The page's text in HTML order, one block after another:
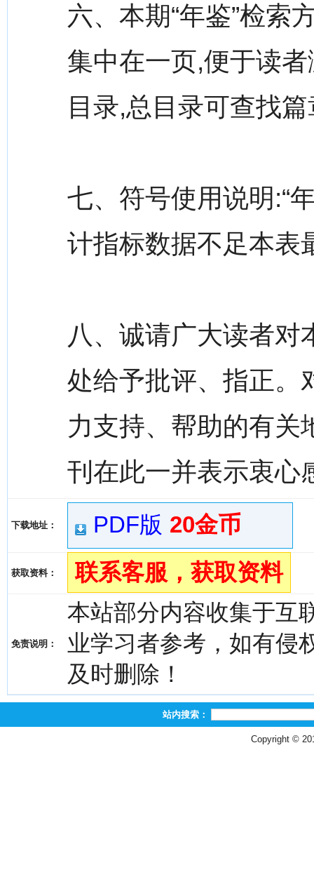
六、本期“年鉴”检索
集中在一页,便于读
目录,总目录可查找
七、符号使用说明:“
计指标数据不足本表
八、诚请广大读者对
处给予批评、指正。
力支持、帮助的有关
刊在此一并表示衷心
下载地址： PDF版 20金币
获取资料： 联系客服，获取资料
免责说明：
本站部分内容收集于互
业学习者参考，如有侵
及时删除！
站内搜索：
Copyright ©